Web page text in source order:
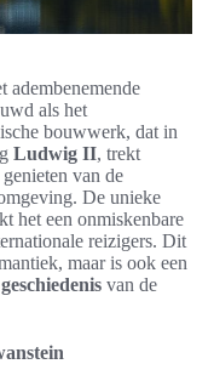
adembenemende
als het
bouwwerk, dat in
Ludwig II, trekt
van de
De unieke
het een onmiskenbare
reizigers. Dit
maar is ook een
geschiedenis van de